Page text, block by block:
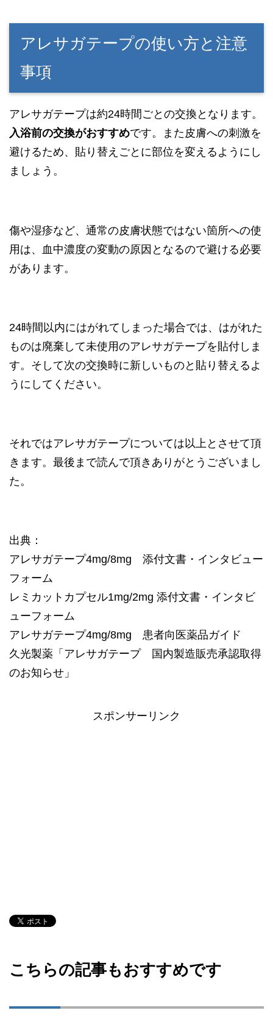
アレサガテープの使い方と注意
事項
アレサガテープは約24時間ごとの交換となります。
入浴前の交換がおすすめです。また皮膚への刺激を
避けるため、貼り替えごとに部位を変えるようにし
ましょう。
傷や湿疹など、通常の皮膚状態ではない箇所への使
用は、血中濃度の変動の原因となるので避ける必要
があります。
24時間以内にはがれてしまった場合では、はがれた
ものは廃棄して未使用のアレサガテープを貼付しま
す。そして次の交換時に新しいものと貼り替えるよ
うにしてください。
それではアレサガテープについては以上とさせて頂
きます。最後まで読んで頂きありがとうございまし
た。
出典：
アレサガテープ4mg/8mg 添付文書・インタビュー
フォーム
レミカットカプセル1mg/2mg 添付文書・インタビ
ューフォーム
アレサガテープ4mg/8mg 患者向医薬品ガイド
久光製薬「アレサガテープ 国内製造販売承認取得
のお知らせ」
スポンサーリンク
こちらの記事もおすすめです